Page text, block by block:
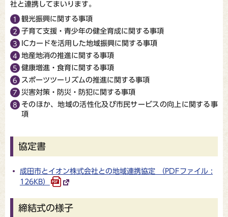
社と連携してまいります。
観光振興に関する事項
子育て支援・青少年の健全育成に関する事項
ICカードを活用した地域振興に関する事項
地産地消の推進に関する事項
健康増進・食育に関する事項
スポーツツーリズムの推進に関する事項
災害対策・防災・防犯に関する事項
そのほか、地域の活性化及び市民サービスの向上に関する事
項
協定書
成田市とイオン株式会社との地域連携協定 （PDFファイル :
126KB）
締結式の様子